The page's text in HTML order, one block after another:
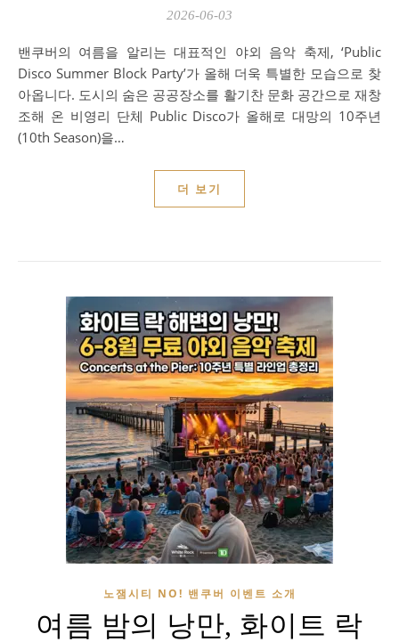
2026-06-03
밴쿠버의 여름을 알리는 대표적인 야외 음악 축제, ‘Public
Disco Summer Block Party’가 올해 더욱 특별한 모습으로 찾
아옵니다. 도시의 숨은 공공장소를 활기찬 문화 공간으로 재창
조해 온 비영리 단체 Public Disco가 올해로 대망의 10주년
(10th Season)을…
더 보기
노잼시티 NO! 밴쿠버 이벤트 소개
여름 밤의 낭만, 화이트 락